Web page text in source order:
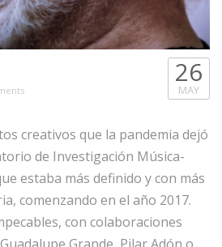
26
MAY
creativos que la pandemia dejó
de Investigación Música-
estaba más definido y con más
comenzando en el año 2017.
con colaboraciones